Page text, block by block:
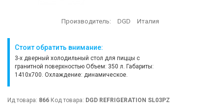
Производитель: DGD Италия
Стоит обратить внимание:
3-х дверный холодильный стол для пиццы с
гранитной поверхностью Объем: 350 л. Габариты:
1410x700. Охлаждение: динамическое.
Ид товара: 866 Код товара: DGD REFRIGERATION SL03PZ